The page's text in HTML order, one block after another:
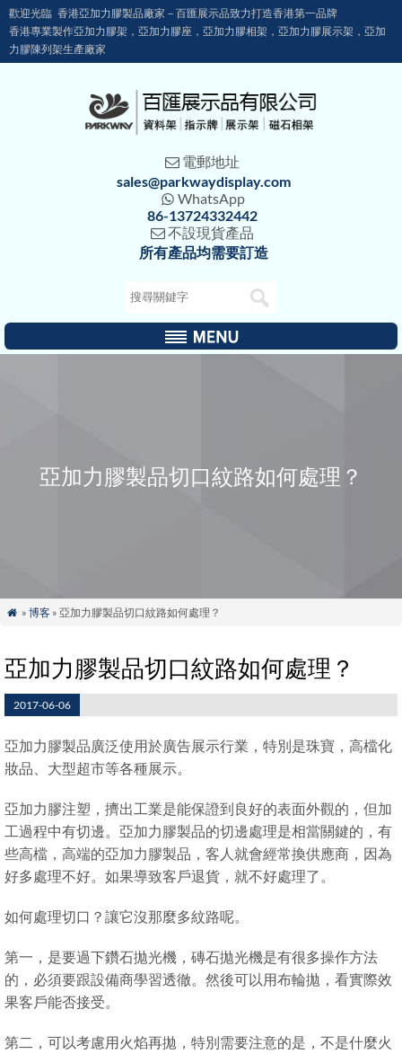
歡迎光臨 香港亞加力膠製品廠家－百匯展示品致力打造香港第一品牌
香港專業製作亞加力膠架，亞加力膠座，亞加力膠相架，亞加力膠展示架，亞加
力膠陳列架生產廠家
 電郵地址
sales@parkwaydisplay.com
 WhatsApp
86-13724332442
不設現貨產品
所有產品均需要訂造
亞加力膠製品切口紋路如何處理？
 » 博客» 亞加力膠製品切口紋路如何處理？
亞加力膠製品切口紋路如何處理？
2017-06-06
亞加力膠製品廣泛使用於廣告展示行業，特別是珠寶，高檔化
妝品、大型超市等各種展示。
亞加力膠注塑，擠出工業是能保證到良好的表面外觀的，但加
工過程中有切邊。亞加力膠製品的切邊處理是相當關鍵的，有
些高檔，高端的亞加力膠製品，客人就會經常換供應商，因為
好多處理不好。如果導致客戶退貨，就不好處理了。
如何處理切口？讓它沒那麼多紋路呢。
第一，是要過下鑽石拋光機，磚石拋光機是有很多操作方法
的，必須要跟設備商學習透徹。然後可以用布輪拋，看實際效
果客戶能否接受。
第二，可以考慮用火焰再拋，特別需要注意的是，不是什麼火